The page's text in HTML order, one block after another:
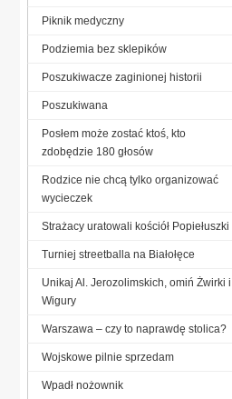
Piknik medyczny
Podziemia bez sklepików
Poszukiwacze zaginionej historii
Poszukiwana
Posłem może zostać ktoś, kto
zdobędzie 180 głosów
Rodzice nie chcą tylko organizować
wycieczek
Strażacy uratowali kościół Popiełuszki
Turniej streetballa na Białołęce
Unikaj Al. Jerozolimskich, omiń Żwirki i
Wigury
Warszawa – czy to naprawdę stolica?
Wojskowe pilnie sprzedam
Wpadł nożownik